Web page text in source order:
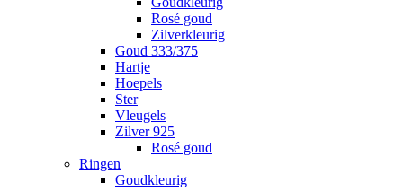
Rosé goud
Zilverkleurig
Goud 333/375
Hartje
Hoepels
Ster
Vleugels
Zilver 925
Rosé goud
Ringen
Goudkleurig